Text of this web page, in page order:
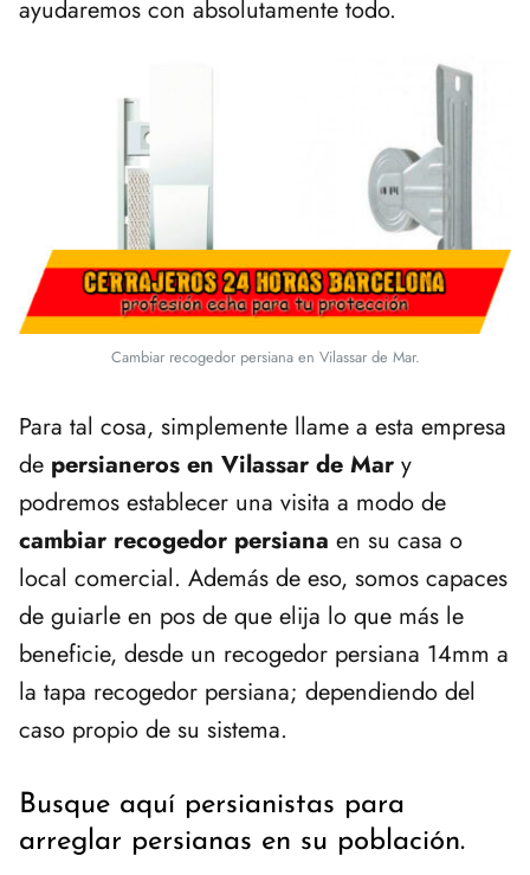
ayudaremos con absolutamente todo.
Cambiar recogedor persiana en Vilassar de Mar.
Para tal cosa, simplemente llame a esta empresa
de persianeros en Vilassar de Mar y
podremos establecer una visita a modo de
cambiar recogedor persiana en su casa o
local comercial. Además de eso, somos capaces
de guiarle en pos de que elija lo que más le
beneficie, desde un recogedor persiana 14mm a
la tapa recogedor persiana; dependiendo del
caso propio de su sistema.
Busque aquí persianistas para
arreglar persianas en su población.